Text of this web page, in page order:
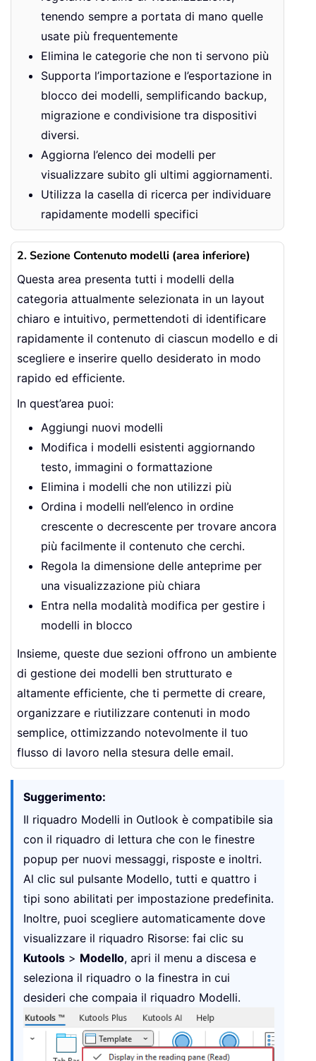
tenendo sempre a portata di mano quelle
usate più frequentemente
Elimina le categorie che non ti servono più
Supporta l’importazione e l’esportazione in
blocco dei modelli, semplificando backup,
migrazione e condivisione tra dispositivi
diversi.
Aggiorna l’elenco dei modelli per
visualizzare subito gli ultimi aggiornamenti.
Utilizza la casella di ricerca per individuare
rapidamente modelli specifici
2. Sezione Contenuto modelli (area inferiore)
Questa area presenta tutti i modelli della
categoria attualmente selezionata in un layout
chiaro e intuitivo, permettendoti di identificare
rapidamente il contenuto di ciascun modello e di
scegliere e inserire quello desiderato in modo
rapido ed efficiente.
In quest’area puoi:
Aggiungi nuovi modelli
Modifica i modelli esistenti aggiornando
testo, immagini o formattazione
Elimina i modelli che non utilizzi più
Ordina i modelli nell’elenco in ordine
crescente o decrescente per trovare ancora
più facilmente il contenuto che cerchi.
Regola la dimensione delle anteprime per
una visualizzazione più chiara
Entra nella modalità modifica per gestire i
modelli in blocco
Insieme, queste due sezioni offrono un ambiente
di gestione dei modelli ben strutturato e
altamente efficiente, che ti permette di creare,
organizzare e riutilizzare contenuti in modo
semplice, ottimizzando notevolmente il tuo
flusso di lavoro nella stesura delle email.
Suggerimento:
Il riquadro Modelli in Outlook è compatibile sia
con il riquadro di lettura che con le finestre
popup per nuovi messaggi, risposte e inoltri.
Al clic sul pulsante Modello, tutti e quattro i
tipi sono abilitati per impostazione predefinita.
Inoltre, puoi scegliere automaticamente dove
visualizzare il riquadro Risorse: fai clic su
Kutools > Modello, apri il menu a discesa e
seleziona il riquadro o la finestra in cui
desideri che compaia il riquadro Modelli.